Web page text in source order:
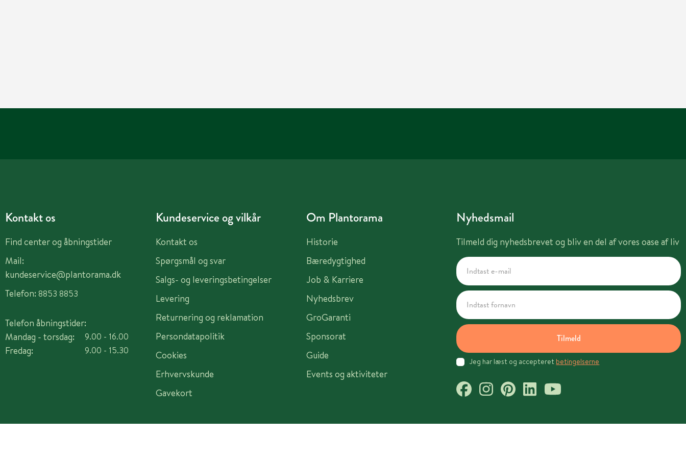
Kontakt os
Find center og åbningstider
Mail:
kundeservice@plantorama.dk
Telefon: 8853 8853
Telefon åbningstider:
Mandag - torsdag:
Fredag:
9.00 - 16.00
9.00 - 15.30
Kundeservice og vilkår
Kontakt os
Spørgsmål og svar
Salgs- og leveringsbetingelser
Levering
Returnering og reklamation
Persondatapolitik
Cookies
Erhvervskunde
Gavekort
Om Plantorama
Historie
Bæredygtighed
Job & Karriere
Nyhedsbrev
GroGaranti
Sponsorat
Guide
Events og aktiviteter
Nyhedsmail
Tilmeld dig nyhedsbrevet og bliv en del af vores oase af liv
Tilmeld
Jeg har læst og accepteret betingelserne